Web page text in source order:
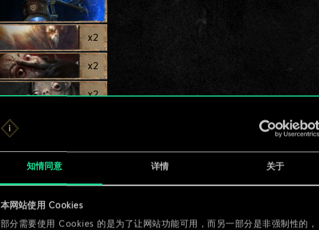
知情同意 详情 关于
本网站使用 Cookies
部分需要使用 Cookies 的是为了让网站功能可用，而另一部分是非强制性的，
x2
x2
x2